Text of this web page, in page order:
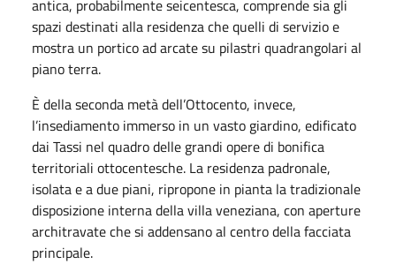
antica, probabilmente seicentesca, comprende sia gli
spazi destinati alla residenza che quelli di servizio e
mostra un portico ad arcate su pilastri quadrangolari al
piano terra.
È della seconda metà dell’Ottocento, invece,
l’insediamento immerso in un vasto giardino, edificato
dai Tassi nel quadro delle grandi opere di bonifica
territoriali ottocentesche. La residenza padronale,
isolata e a due piani, ripropone in pianta la tradizionale
disposizione interna della villa veneziana, con aperture
architravate che si addensano al centro della facciata
principale.